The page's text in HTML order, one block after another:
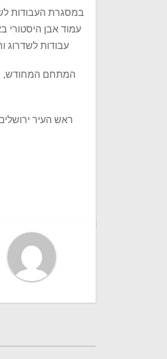
במסגרת העבודות
עבודות לשדרוג
המתחם המחודש,
ראש העיר